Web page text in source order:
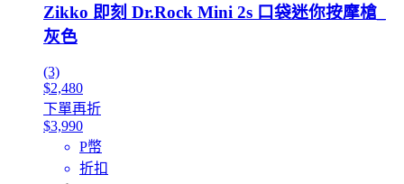
Zikko 即刻 Dr.Rock Mini 2s 口袋迷你按摩槍_
灰色
(3)
$2,480
下單再折
$3,990
P幣
折扣